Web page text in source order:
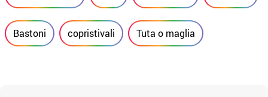
Bastoni copristivali Tuta o maglia